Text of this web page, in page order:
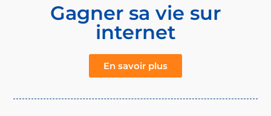
Gagner sa vie sur
internet
En savoir plus